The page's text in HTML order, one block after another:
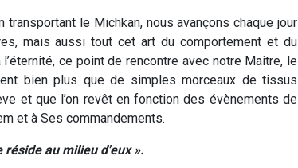
le Michkan, nous avançons chaque jour
mais aussi tout cet art du comportement et du
ce point de rencontre avec notre Maitre, le
bien plus que de simples morceaux de tissus
et que l’on revêt en fonction des évènements de
et à Ses commandements.
au milieu d'eux ».